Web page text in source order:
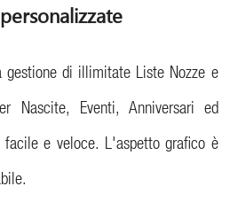
gestione di illimitate Liste Nozze e
Nascite, Eventi, Anniversari ed
e veloce. L'aspetto grafico è